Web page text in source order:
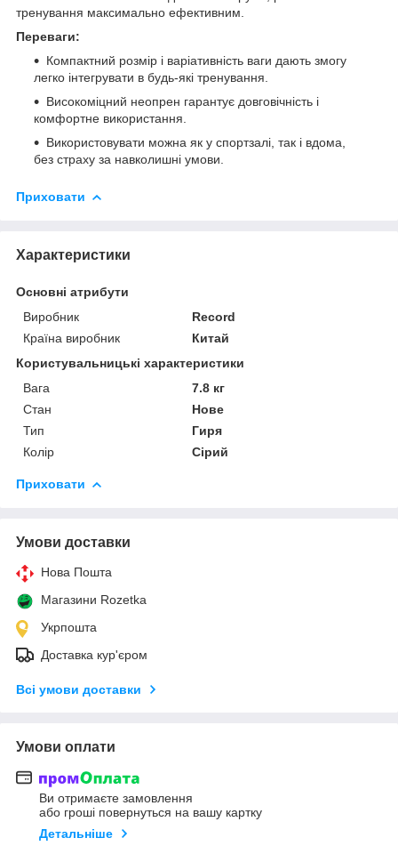
тренування максимально ефективним.
Переваги:
Компактний розмір і варіативність ваги дають змогу
легко інтегрувати в будь-які тренування.
Високоміцний неопрен гарантує довговічність і
комфортне використання.
Використовувати можна як у спортзалі, так і вдома,
без страху за навколишні умови.
Приховати
Характеристики
Основні атрибути
Виробник
Record
Країна виробник
Китай
Користувальницькі характеристики
Вага
7.8 кг
Стан
Нове
Тип
Гиря
Колір
Сірий
Приховати
Умови доставки
Нова Пошта
Магазини Rozetka
Укрпошта
Доставка кур'єром
Всі умови доставки
Умови оплати
Ви отримаєте замовлення
або гроші повернуться на вашу картку
Детальніше